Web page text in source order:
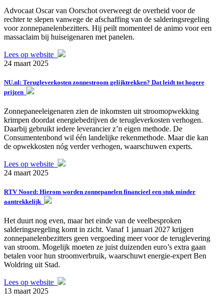
Advocaat Oscar van Oorschot overweegt de overheid voor de
rechter te slepen vanwege de afschaffing van de salderingsregeling
voor zonnepanelenbezitters. Hij peilt momenteel de animo voor een
massaclaim bij huiseigenaren met panelen.
Lees op website
24 maart 2025
NU.nl: Terugleverkosten zonnestroom gelijktrekken? Dat leidt tot hogere
prijzen
Zonnepaneeleigenaren zien de inkomsten uit stroomopwekking
krimpen doordat energiebedrijven de terugleverkosten verhogen.
Daarbij gebruikt iedere leverancier z’n eigen methode. De
Consumentenbond wil één landelijke rekenmethode. Maar die kan
de opwekkosten nóg verder verhogen, waarschuwen experts.
Lees op website
24 maart 2025
RTV Noord: Hierom worden zonnepanelen financieel een stuk minder
aantrekkelijk
Het duurt nog even, maar het einde van de veelbesproken
salderingsregeling komt in zicht. Vanaf 1 januari 2027 krijgen
zonnepanelenbezitters geen vergoeding meer voor de teruglevering
van stroom. Mogelijk moeten ze juist duizenden euro’s extra gaan
betalen voor hun stroomverbruik, waarschuwt energie-expert Ben
Woldring uit Stad.
Lees op website
13 maart 2025